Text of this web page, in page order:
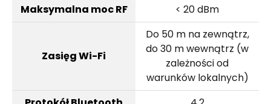
Maksymalna moc RF
< 20 dBm
Zasięg Wi-Fi
Do 50 m na zewnątrz,
do 30 m wewnątrz (w
zależności od
warunków lokalnych)